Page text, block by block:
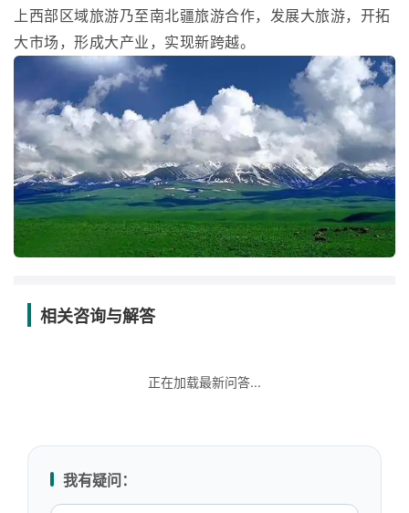
上西部区域旅游乃至南北疆旅游合作，发展大旅游，开拓
大市场，形成大产业，实现新跨越。
相关咨询与解答
正在加载最新问答...
我有疑问：